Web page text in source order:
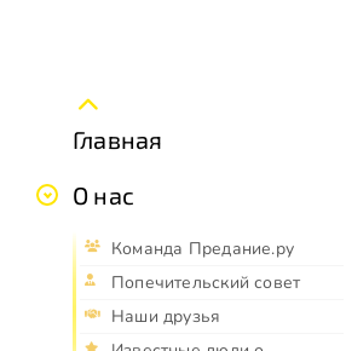
Главная
О нас
Команда Предание.ру
Попечительский совет
Наши друзья